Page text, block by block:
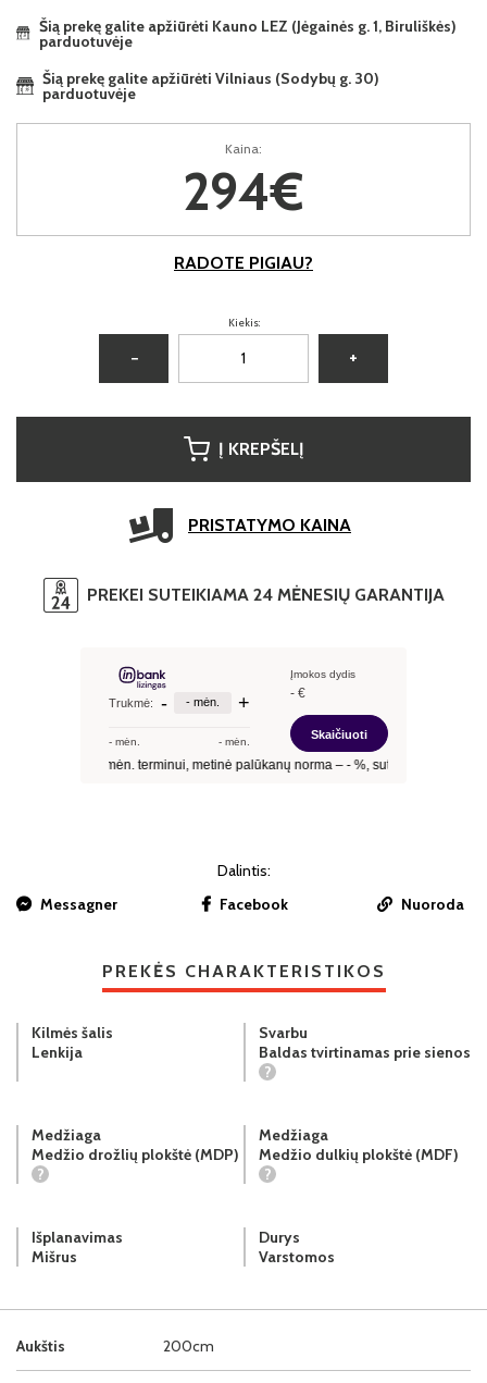
Šią prekę galite apžiūrėti Kauno LEZ (Jėgainės g. 1, Biruliškės)
parduotuvėje
Šią prekę galite apžiūrėti Vilniaus (Sodybų g. 30)
parduotuvėje
Kaina:
294€
RADOTE PIGIAU?
Kiekis:
− +
Į KREPŠELĮ
PRISTATYMO KAINA
PREKEI SUTEIKIAMA 24 MĖNESIŲ GARANTIJA
Dalintis:
Messagner
Facebook Nuoroda
PREKĖS CHARAKTERISTIKOS
Aukštis 200cm
Kilmės šalis
Lenkija
Svarbu
Baldas tvirtinamas prie sienos
?
Medžiaga
Medžio drožlių plokštė (MDP)
?
Medžiaga
Medžio dulkių plokštė (MDF)
?
Išplanavimas
Mišrus
Durys
Varstomos